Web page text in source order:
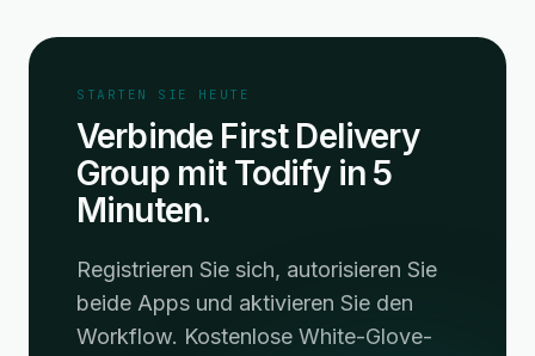
STARTEN SIE HEUTE
Verbinde First Delivery
Group mit Todify in 5
Minuten.
Registrieren Sie sich, autorisieren Sie
beide Apps und aktivieren Sie den
Workflow. Kostenlose White-Glove-